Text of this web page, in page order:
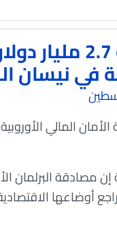
بقيمة 2.7
في نيسان
المالي
مصادقة البرلمان
أوضاعها